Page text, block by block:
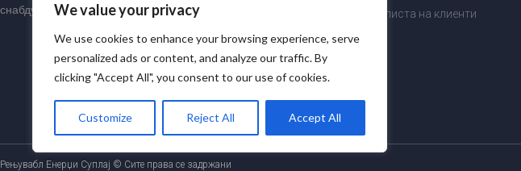
We value your privacy
We use cookies to enhance your browsing experience, serve
personalized ads or content, and analyze our traffic. By
clicking "Accept All", you consent to our use of cookies.
Customize Reject All Accept All
снабдување и/или откуп на струја.
Референтна листа на клиенти
Рењувабл Енерџи Суплај © Сите права се задржани